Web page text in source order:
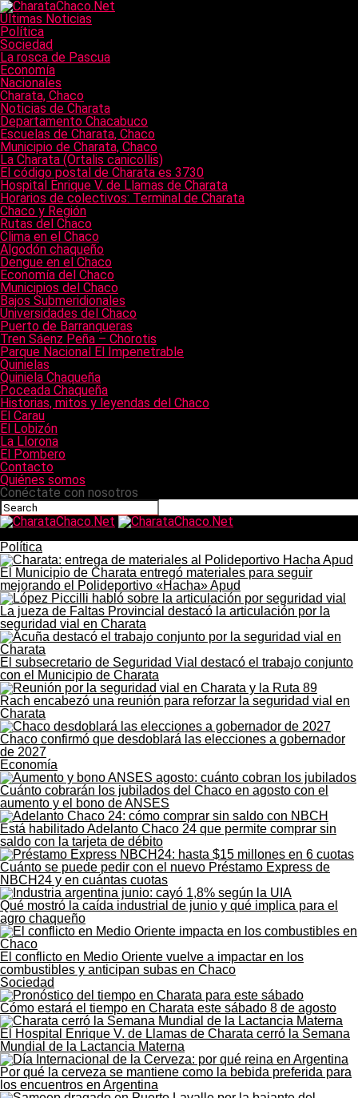
Últimas Noticias
Política
Sociedad
La rosca de Pascua
Economía
Nacionales
Charata, Chaco
Noticias de Charata
Departamento Chacabuco
Escuelas de Charata, Chaco
Municipio de Charata, Chaco
La Charata (Ortalis canicollis)
El código postal de Charata es 3730
Hospital Enrique V. de Llamas de Charata
Horarios de colectivos: Terminal de Charata
Chaco y Región
Rutas del Chaco
Clima en el Chaco
Algodón chaqueño
Dengue en el Chaco
Economía del Chaco
Municipios del Chaco
Bajos Submeridionales
Universidades del Chaco
Puerto de Barranqueras
Tren Sáenz Peña – Chorotis
Parque Nacional El Impenetrable
Quinielas
Quiniela Chaqueña
Poceada Chaqueña
Historias, mitos y leyendas del Chaco
El Carau
El Lobizón
La Llorona
El Pombero
Contacto
Quiénes somos
Conéctate con nosotros
Política
El Municipio de Charata entregó materiales para seguir
mejorando el Polideportivo «Hacha» Apud
La jueza de Faltas Provincial destacó la articulación por la
seguridad vial en Charata
El subsecretario de Seguridad Vial destacó el trabajo conjunto
con el Municipio de Charata
Rach encabezó una reunión para reforzar la seguridad vial en
Charata
Chaco confirmó que desdoblará las elecciones a gobernador
de 2027
Economía
Cuánto cobrarán los jubilados del Chaco en agosto con el
aumento y el bono de ANSES
Está habilitado Adelanto Chaco 24 que permite comprar sin
saldo con la tarjeta de débito
Cuánto se puede pedir con el nuevo Préstamo Express de
NBCH24 y en cuántas cuotas
Qué mostró la caída industrial de junio y qué implica para el
agro chaqueño
El conflicto en Medio Oriente vuelve a impactar en los
combustibles y anticipan subas en Chaco
Sociedad
Cómo estará el tiempo en Charata este sábado 8 de agosto
El Hospital Enrique V. de Llamas de Charata cerró la Semana
Mundial de la Lactancia Materna
Por qué la cerveza se mantiene como la bebida preferida para
los encuentros en Argentina